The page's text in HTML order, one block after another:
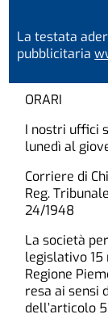
La testata
pubblicitaria
ORARI
I nostri uffici
lunedì al
Corriere di
Reg.
24/1948
La società
legislativo 15
Regione
resa ai sensi
dell’articolo